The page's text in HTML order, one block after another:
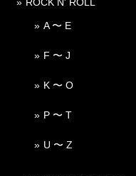
A 〜 E
F 〜 J
K 〜 O
P 〜 T
U 〜 Z